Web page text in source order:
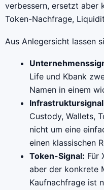
verbessern, ersetzt aber
Token-Nachfrage,
Aus Anlegersicht lassen
Life und Kbank
Namen in einem
Custody, Wallets,
nicht um eine
einen klassischen
Token-Signal: Für
aber der konkrete
Kaufnachfrage ist